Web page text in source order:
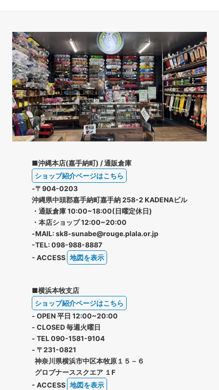
■沖縄本店(嘉手納町) / 通販倉庫
ショップ紹介ページはこちら
-〒904-0203
沖縄県中頭郡嘉手納町嘉手納 258-2 KADENAビル
・通販倉庫 10:00~18:00(日曜定休日)
・本店ショップ 12:00~20:00
-MAIL: sk8-sunabe@rouge.plala.or.jp
-TEL: 098-988-8887
- ACCESS 地図を表示
■横浜本牧支店
ショップ紹介ページはこちら
- OPEN 平日 12:00~20:00
- CLOSED 毎週火曜日
- TEL 090-1581-9104
- 〒231-0821
神奈川県横浜市中区本牧原１５－６
グロブナーススクエア １F
- ACCESS 地図を表示